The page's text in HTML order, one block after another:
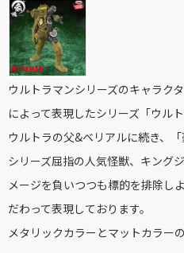
ウルトラマンシリーズのキャラク
によって表現したシリーズ「ウル
ウルトラの父&ベリアルに続き、
シリーズ屈指の人気怪獣、キング
メージを負いつつも標的を排除し
だわって表現しております。
メタリックカラーとマットカラー